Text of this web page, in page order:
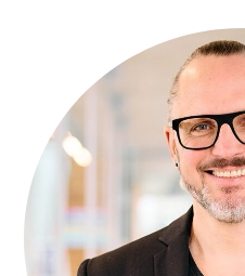
Tourismus